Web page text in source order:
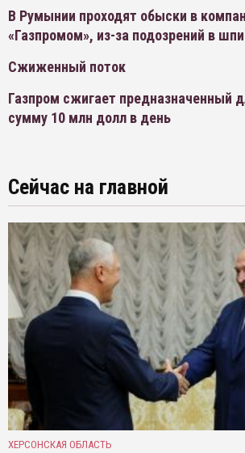
В Румынии проходят обыски в
«Газпромом», из-за подозрений в
Сжиженный поток
Газпром сжигает предназначенный
сумму 10 млн долл в день
Сейчас на главной
ХЕРСОНСКАЯ ОБЛАСТЬ